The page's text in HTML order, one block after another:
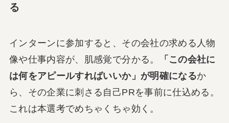
る
インターンに参加すると、その会社の求める人物
像や仕事内容が、肌感覚で分かる。
「この会社に
は何をアピールすればいいか」が明確になるか
ら、その企業に刺さる自己PRを事前に仕込める。
これは本選考でめちゃくちゃ効く。